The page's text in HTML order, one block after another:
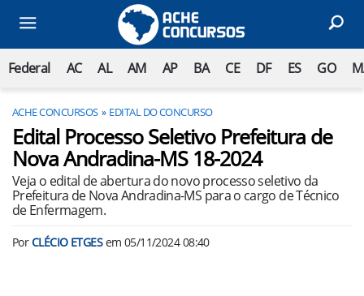
Federal AC AL AM AP BA CE DF ES GO
ACHE CONCURSOS EDITAL DO CONCURSO
Edital Processo Seletivo Prefeitura de
Nova Andradina-MS 18-2024
Veja o edital de abertura do novo processo seletivo da
Prefeitura de Nova Andradina-MS para o cargo de Técnico
de Enfermagem.
PorCLÉCIO ETGESem 05/11/2024 08:40